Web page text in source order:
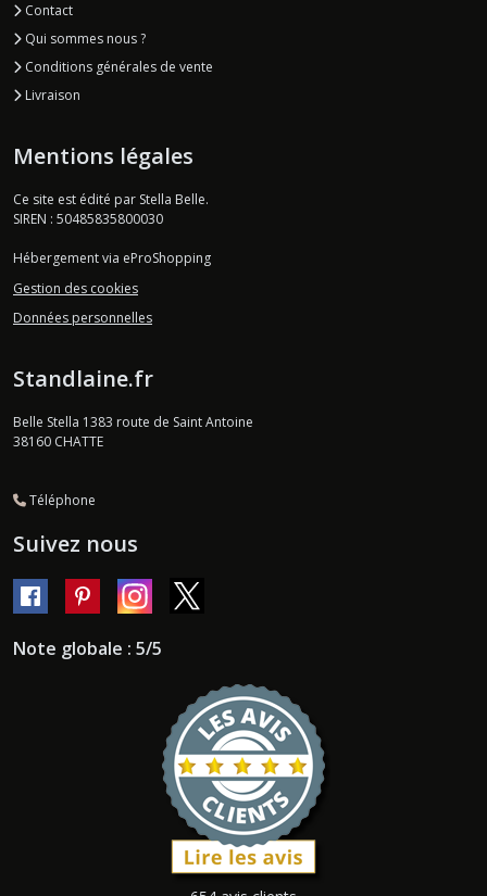
Contact
Qui sommes nous ?
Conditions générales de vente
Livraison
Mentions légales
Ce site est édité par Stella Belle.
SIREN : 50485835800030
Hébergement via eProShopping
Gestion des cookies
Données personnelles
Standlaine.fr
Belle Stella 1383 route de Saint Antoine
38160 CHATTE
Téléphone
Suivez nous
Note globale : 5/5